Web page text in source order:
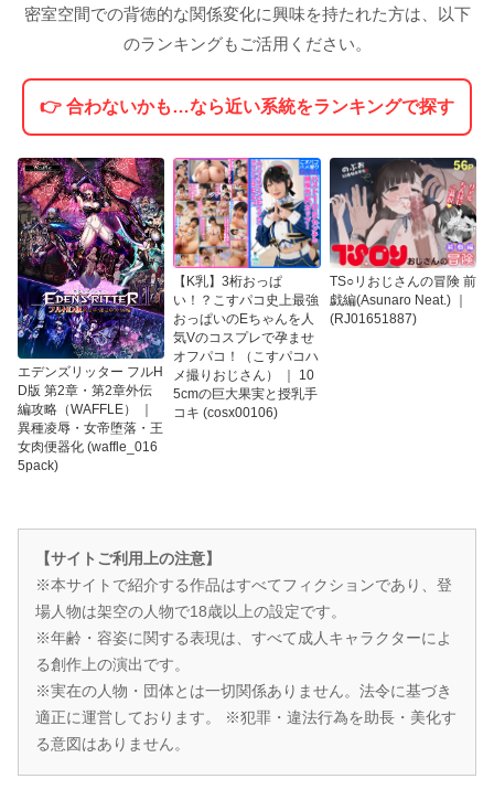
密室空間での背徳的な関係変化に興味を持たれた方は、以下
のランキングもご活用ください。
👉 合わないかも…なら近い系統をランキングで探す
エデンズリッター フルH
D版 第2章・第2章外伝
編攻略（WAFFLE） ｜
異種凌辱・女帝堕落・王
女肉便器化 (waffle_016
5pack)
【K乳】3桁おっぱ
い！？こすパコ史上最強
おっぱいのEちゃんを人
気Vのコスプレで孕ませ
オフパコ！（こすパコハ
メ撮りおじさん） ｜ 10
5cmの巨大果実と授乳手
コキ (cosx00106)
TS○リおじさんの冒険 前
戯編(Asunaro Neat.) ｜
(RJ01651887)
【サイトご利用上の注意】
※本サイトで紹介する作品はすべてフィクションであり、登
場人物は架空の人物で18歳以上の設定です。
※年齢・容姿に関する表現は、すべて成人キャラクターによ
る創作上の演出です。
※実在の人物・団体とは一切関係ありません。法令に基づき
適正に運営しております。 ※犯罪・違法行為を助長・美化す
る意図はありません。